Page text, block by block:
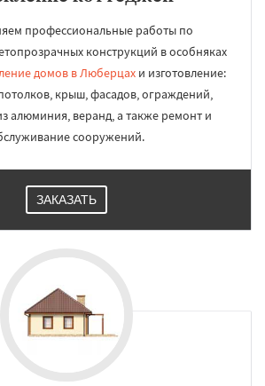
профессиональные работы по
конструкций в особняках
домов в Люберцахи изготовление:
крыш, фасадов, ограждений,
алюминия, веранд, а также ремонт и
сооружений.
ЗАКАЗАТЬ